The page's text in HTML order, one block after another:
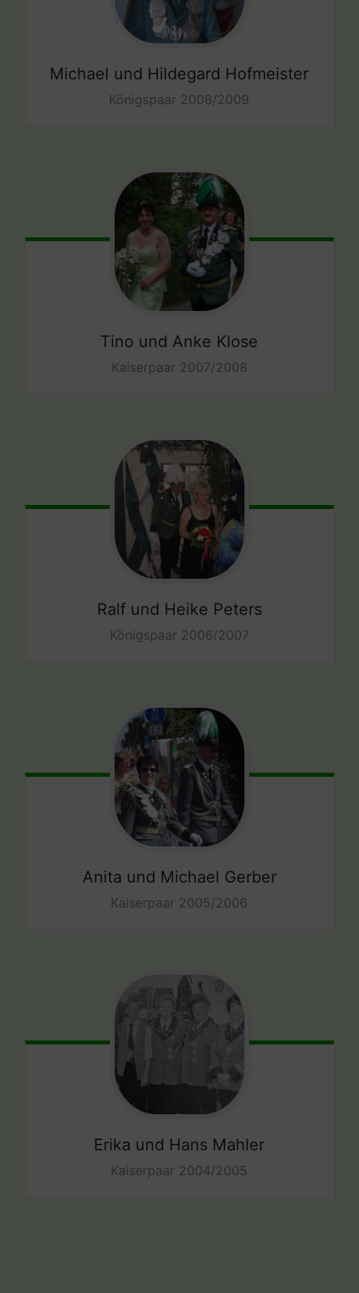
Michael und Hildegard Hofmeister
Königspaar 2008/2009
Tino und Anke Klose
Kaiserpaar 2007/2008
Ralf und Heike Peters
Königspaar 2006/2007
Anita und Michael Gerber
Kaiserpaar 2005/2006
Erika und Hans Mahler
Kaiserpaar 2004/2005